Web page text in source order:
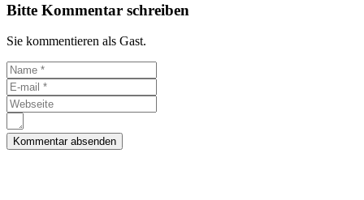
Bitte Kommentar schreiben
Sie kommentieren als Gast.